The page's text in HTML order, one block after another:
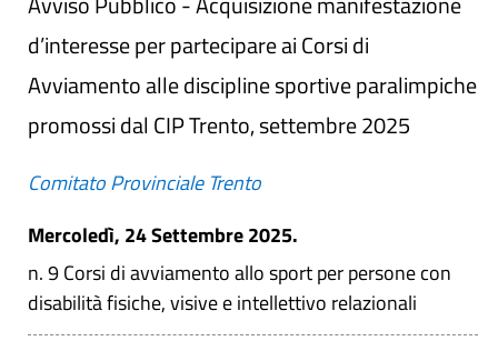
d’interesse per partecipare ai Corsi di
Avviamento alle discipline sportive paralimpiche
promossi dal CIP Trento, settembre 2025
Comitato Provinciale Trento
Mercoledì, 24 Settembre 2025.
n. 9 Corsi di avviamento allo sport per persone con
disabilità fisiche, visive e intellettivo relazionali